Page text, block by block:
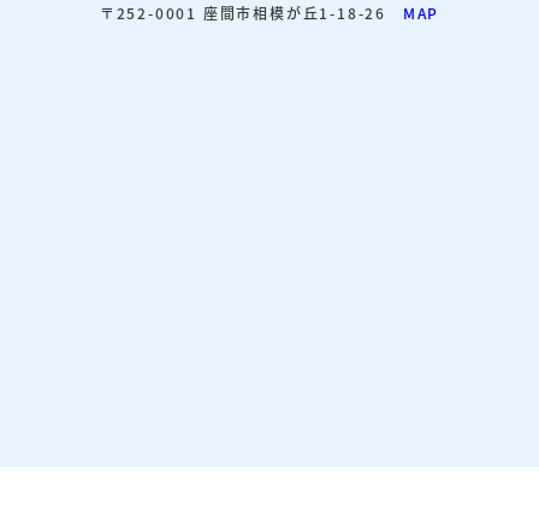
〒252-0001 座間市相模が丘1-18-26 MAP